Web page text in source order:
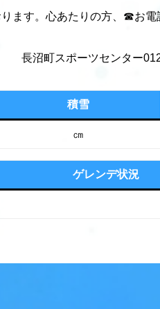
ます。心あたりの方、☎お
沼町スポーツセンター
積雪
㎝
ゲレンデ状況